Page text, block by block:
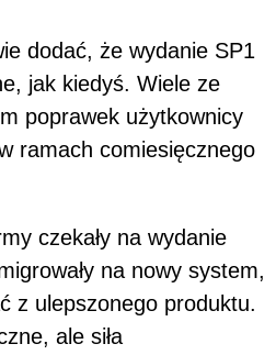
dodać, że wydanie SP1
jak kiedyś. Wiele ze
poprawek użytkownicy
ramach comiesięcznego
czekały na wydanie
na nowy system,
z ulepszonego produktu.
ale siła